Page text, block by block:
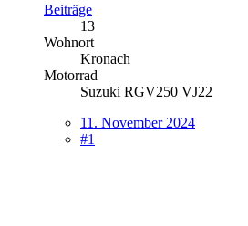
Beiträge
13
Wohnort
Kronach
Motorrad
Suzuki RGV250 VJ22
11. November 2024
#1